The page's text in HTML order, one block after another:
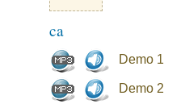
ca
Demo 1
Demo 2